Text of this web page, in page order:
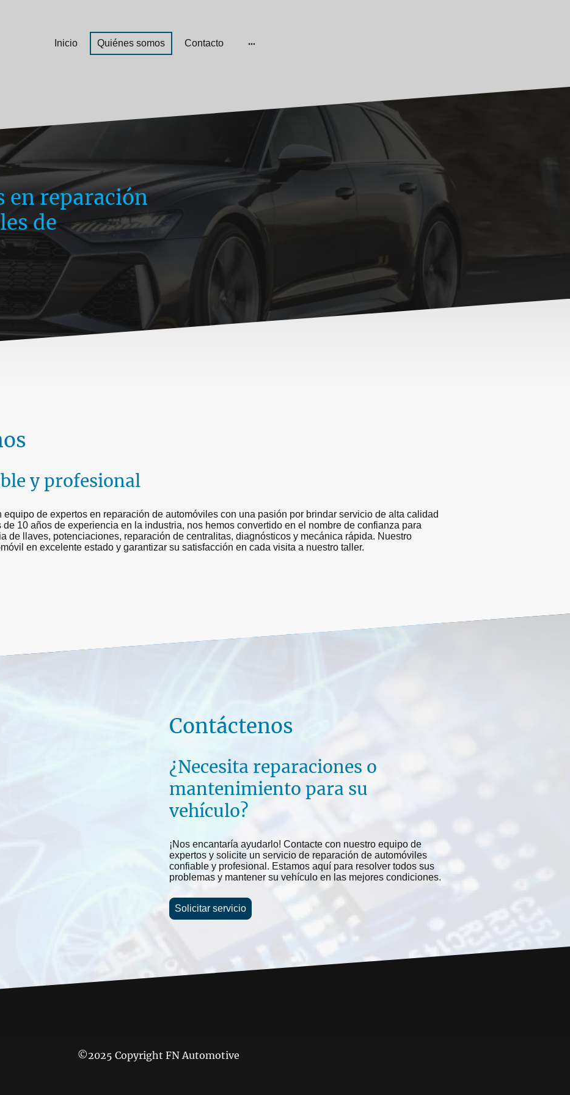
Inicio Quiénes somos Contacto
en reparación
de
y profesional
equipo de expertos en reparación de automóviles con una pasión por brindar servicio de alta calidad
10 años de experiencia en la industria, nos hemos convertido en el nombre de confianza para
de llaves, potenciaciones, reparación de centralitas, diagnósticos y mecánica rápida. Nuestro
en excelente estado y garantizar su satisfacción en cada visita a nuestro taller.
Contáctenos
¿Necesita reparaciones o
mantenimiento para su
vehículo?
¡Nos encantaría ayudarlo! Contacte con nuestro equipo de
expertos y solicite un servicio de reparación de automóviles
confiable y profesional. Estamos aquí para resolver todos sus
problemas y mantener su vehículo en las mejores condiciones.
Solicitar servicio
©2025 Copyright FN Automotive